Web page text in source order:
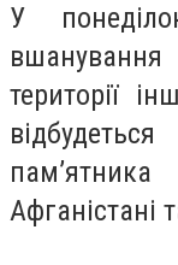
У
вшанування
території
Афганістані